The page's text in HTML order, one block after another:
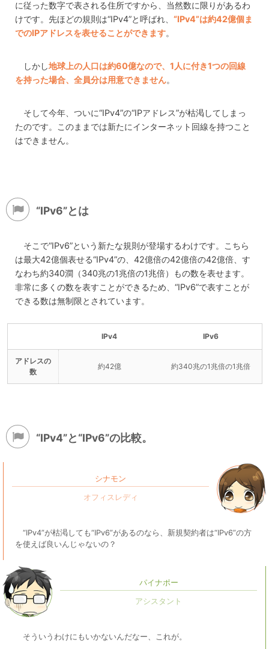
に従った数字で表される住所ですから、当然数に限りがあるわ
けです。先ほどの規則は“IPv4”と呼ばれ、 “IPv4”は約42億個ま
でのIPアドレスを表せることができます。
しかし地球上の人口は約60億なので、1人に付き1つの回線
を持った場合、全員分は用意できません。
そして今年、ついに“IPv4”の“IPアドレス”が枯渇してしまっ
たのです。このままでは新たにインターネット回線を持つこと
はできません。
“IPv6”とは
そこで“IPv6”という新たな規則が登場するわけです。こちら
は最大42億個表せる“IPv4”の、42億倍の42億倍の42億倍、す
なわち約340澗（340兆の1兆倍の1兆倍）もの数を表せます。
非常に多くの数を表すことができるため、“IPv6”で表すことが
できる数は無制限とされています。
IPv4 IPv6
アドレスの
数
約42億 約340兆の1兆倍の1兆倍
“IPv4”と“IPv6”の比較。
シナモン
“IPv4”が枯渇しても“IPv6”があるのなら、新規契約者は“IPv6”の方
を使えば良いんじゃないの？
パイナポー
そういうわけにもいかないんだなー、これが。